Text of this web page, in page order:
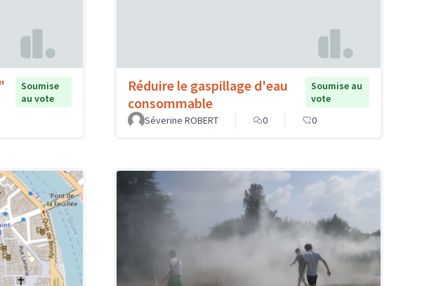
Soumise
au vote
Réduire le gaspillage d'eau
consommable
Soumise au
vote
Séverine ROBERT
0 0